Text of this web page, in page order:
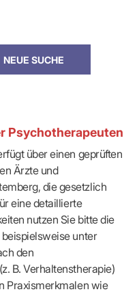
Psychotherapeuten
über einen geprüften
Ärzte und
die gesetzlich
eine detaillierte
nutzen Sie bitte die
unter
den
B. Verhaltenstherapie)
Praxismerkmalen wie